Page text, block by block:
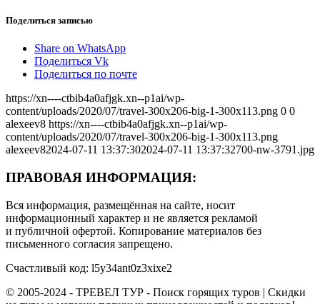
Поделиться записью
Share on WhatsApp
Поделиться Vk
Поделиться по почте
https://xn----ctbib4a0afjgk.xn--p1ai/wp-
content/uploads/2020/07/travel-300x206-big-1-300x113.png 0 0
alexeev8 https://xn----ctbib4a0afjgk.xn--p1ai/wp-
content/uploads/2020/07/travel-300x206-big-1-300x113.png
alexeev82024-07-11 13:37:302024-07-11 13:37:32700-nw-3791.jpg
ПРАВОВАЯ ИНФОРМАЦИЯ:
Вся информация, размещённая на сайте, носит
информационный характер и не является рекламой
и публичной офертой. Копирование материалов без
письменного согласия запрещено.
Счастливый код: l5y34ant0z3xixe2
© 2005-2024 - ТРЕВЕЛ ТУР - Поиск горящих туров | Скидки